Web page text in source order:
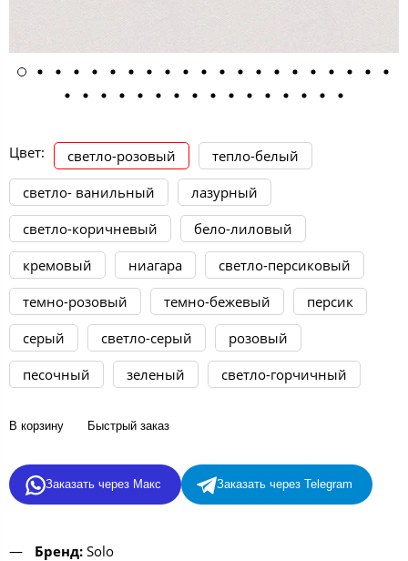
Цвет: светло-розовый
тепло-белый
светло- ванильный
лазурный
светло-коричневый
бело-лиловый
кремовый
ниагара
светло-персиковый
темно-розовый
темно-бежевый
персик
серый
светло-серый
розовый
песочный
зеленый светло-горчичный
В корзину Быстрый заказ
Заказать через Макс Заказать через Telegram
Бренд:Solo